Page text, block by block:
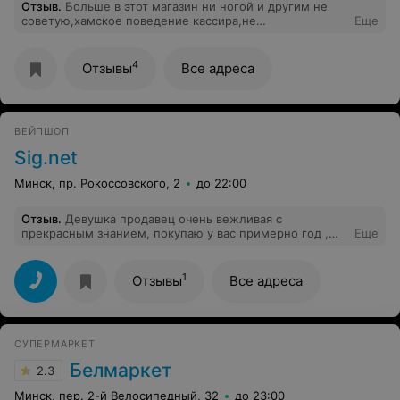
приличного куска от заявленного размера. После всех
выяснений якобы принесли извинения, якобы курьер
меньше чем пол года все идет.
Отзыв. Больше в этот магазин ни ногой и другим не
советую,хамское поведение кассира,не
предупредила,ссылаясь что нельзя делить чек!!!Это
нарушение прав потребителя я считаю,а может у меня
должна страдать из-за того,что кассир не умеет это
занять её место,это что за отношение?
Еще
Отзывы4 Все адреса
ВЕЙПШОП
Sig.net
Минск, пр. Рокоссовского, 2 до 22:00
Отзыв. Девушка продавец очень вежливая с
прекрасным знанием, покупаю у вас примерно год ,
Еще
Отзывы1 Все адреса
СУПЕРМАРКЕТ
2.3 Белмаркет
Минск, пер. 2-й Велосипедный, 32 до 23:00